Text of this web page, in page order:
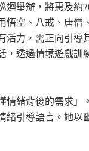
舉辦，將惠及約
空、八戒、唐僧
力，需正向引導
透過情境遊戲訓
緒背後的需求」
引導語言。她以